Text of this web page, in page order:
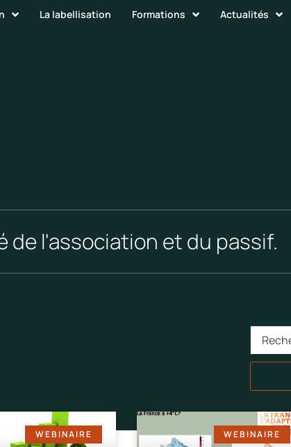
La labellisation Formations Actualités
l'association et du passif.
WEBINAIRE WEBINAIRE